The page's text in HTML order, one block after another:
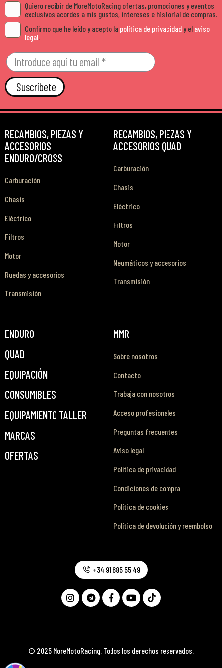
Quiero recibir de MoreMotoRacing ofertas, promociones y eventos
exclusivos acordes a mis gustos, intereses e historial de compras.
Confirmo que he leído y acepto la política de privacidady el aviso
legal
Suscríbete
RECAMBIOS, PIEZAS Y
ACCESORIOS
ENDURO/CROSS
Carburación
Chasis
Eléctrico
Filtros
Motor
Ruedas y accesorios
Transmisión
RECAMBIOS, PIEZAS Y
ACCESORIOS QUAD
Carburación
Chasis
Eléctrico
Filtros
Motor
Neumáticos y accesorios
Transmisión
ENDURO
QUAD
EQUIPACIÓN
CONSUMIBLES
EQUIPAMIENTO TALLER
MARCAS
OFERTAS
MMR
Sobre nosotros
Contacto
Trabaja con nosotros
Acceso profesionales
Preguntas frecuentes
Aviso legal
Política de privacidad
Condiciones de compra
Política de cookies
Política de devolución y reembolso
© 2025 MoreMotoRacing. Todos los derechos reservados.
+34 91 685 55 49